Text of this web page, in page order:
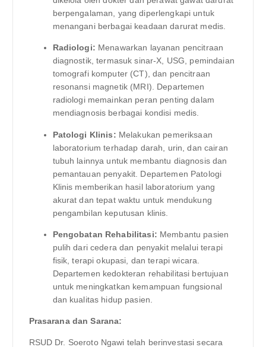
berpengalaman, yang diperlengkapi untuk
menangani berbagai keadaan darurat medis.
Radiologi: Menawarkan layanan pencitraan
diagnostik, termasuk sinar-X, USG, pemindaian
tomografi komputer (CT), dan pencitraan
resonansi magnetik (MRI). Departemen
radiologi memainkan peran penting dalam
mendiagnosis berbagai kondisi medis.
Patologi Klinis: Melakukan pemeriksaan
laboratorium terhadap darah, urin, dan cairan
tubuh lainnya untuk membantu diagnosis dan
pemantauan penyakit. Departemen Patologi
Klinis memberikan hasil laboratorium yang
akurat dan tepat waktu untuk mendukung
pengambilan keputusan klinis.
Pengobatan Rehabilitasi: Membantu pasien
pulih dari cedera dan penyakit melalui terapi
fisik, terapi okupasi, dan terapi wicara.
Departemen kedokteran rehabilitasi bertujuan
untuk meningkatkan kemampuan fungsional
dan kualitas hidup pasien.
Prasarana dan Sarana:
RSUD Dr. Soeroto Ngawi telah berinvestasi secara